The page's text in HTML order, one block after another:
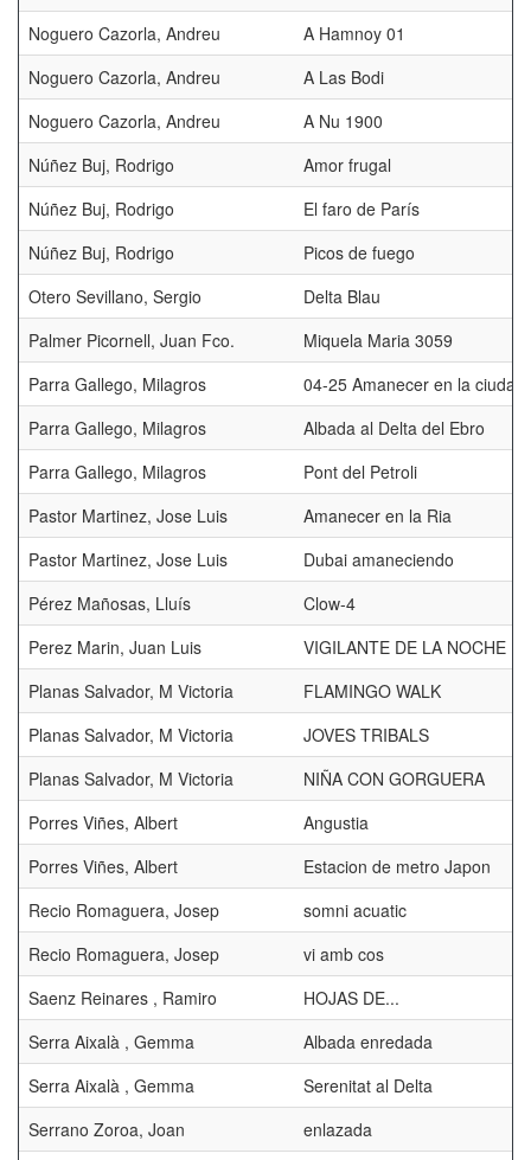
Noguero Cazorla, Andreu
A Hamnoy 01
Noguero Cazorla, Andreu
A Las Bodi
Noguero Cazorla, Andreu
A Nu 1900
Núñez Buj, Rodrigo
Amor frugal
Núñez Buj, Rodrigo
El faro de París
Núñez Buj, Rodrigo
Picos de fuego
Otero Sevillano, Sergio
Delta Blau
Palmer Picornell, Juan Fco.
Miquela Maria 3059
Parra Gallego, Milagros
04-25 Amanecer en la ciudad
Parra Gallego, Milagros
Albada al Delta del Ebro
Parra Gallego, Milagros
Pont del Petroli
Pastor Martinez, Jose Luis
Amanecer en la Ria
Pastor Martinez, Jose Luis
Dubai amaneciendo
Pérez Mañosas, Lluís
Clow-4
Perez Marin, Juan Luis
VIGILANTE DE LA NOCHE
Planas Salvador, M Victoria
FLAMINGO WALK
Planas Salvador, M Victoria
JOVES TRIBALS
Planas Salvador, M Victoria
NIÑA CON GORGUERA
Porres Viñes, Albert
Angustia
Porres Viñes, Albert
Estacion de metro Japon
Recio Romaguera, Josep
somni acuatic
Recio Romaguera, Josep
vi amb cos
Saenz Reinares , Ramiro
HOJAS DE...
Serra Aixalà , Gemma
Albada enredada
Serra Aixalà , Gemma
Serenitat al Delta
Serrano Zoroa, Joan
enlazada